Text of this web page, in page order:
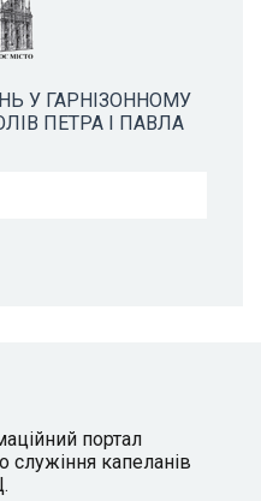
У ГАРНІЗОННОМУ
ПЕТРА І ПАВЛА
портал
служіння капеланів